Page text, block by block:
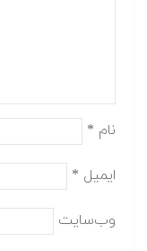
نام *
ایمیل *
وب‌سایت